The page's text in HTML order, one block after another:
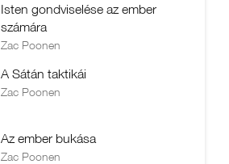
Isten gondviselése az ember
számára
Zac Poonen
A Sátán taktikái
Zac Poonen
Az ember bukása
Zac Poonen